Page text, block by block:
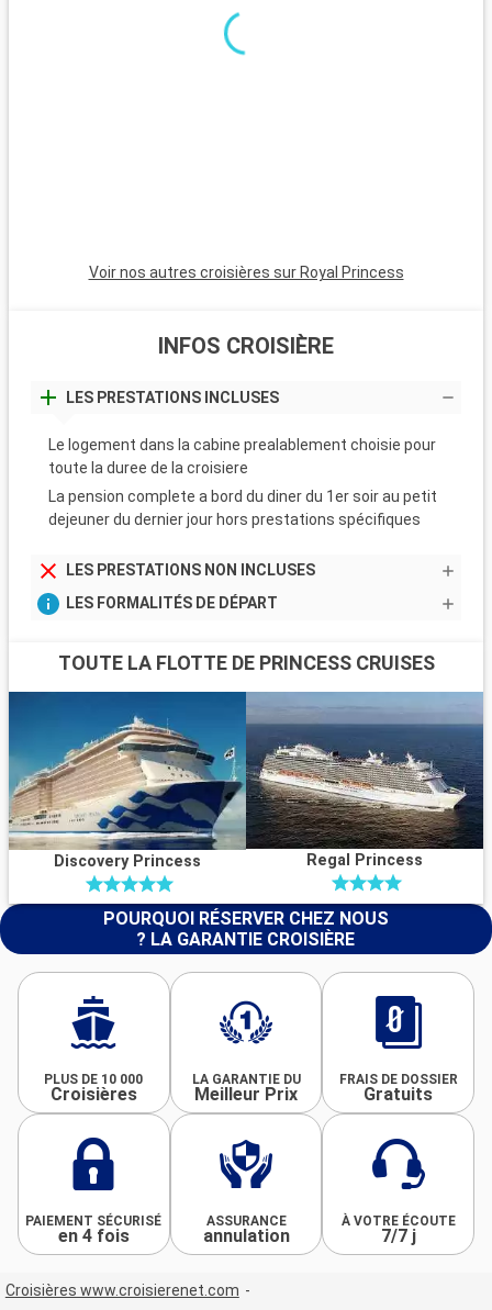
Voir nos autres croisières sur Royal Princess
INFOS CROISIÈRE
LES PRESTATIONS INCLUSES
Le logement dans la cabine prealablement choisie pour
toute la duree de la croisiere
La pension complete a bord du diner du 1er soir au petit
dejeuner du dernier jour hors prestations spécifiques
LES PRESTATIONS NON INCLUSES
LES FORMALITÉS DE DÉPART
TOUTE LA FLOTTE DE PRINCESS CRUISES
Discovery Princess Regal Princess
POURQUOI RÉSERVER CHEZ NOUS
? LA GARANTIE CROISIÈRE
PLUS DE 10 000
Croisières
LA GARANTIE DU
Meilleur Prix
FRAIS DE DOSSIER
Gratuits
PAIEMENT SÉCURISÉ
en 4 fois
ASSURANCE
annulation
À VOTRE ÉCOUTE
7/7 j
Croisières www.croisierenet.com